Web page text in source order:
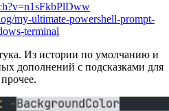
my-ultimate-powershell-prompt-
terminal
Из истории по умолчанию и
дополнений с подсказками для